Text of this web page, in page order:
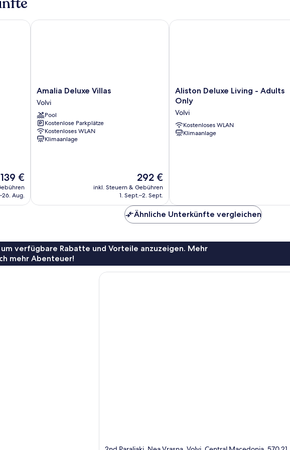
Der
Preis
beträgt
139 €
Aug.
Amalia
Deluxe
Villas
Volvi
Amalia Deluxe Villas
Volvi
Pool
Kostenlose Parkplätze
Kostenloses WLAN
Klimaanlage
Der
Preis
beträgt
292 €
inkl. Steuern & Gebühren
1. Sept.–2. Sept.
Amalia Deluxe Villas
Aliston
Deluxe
Living
-
Adults
Only
Aliston Deluxe Living - Adults
Only
Volvi
Kostenloses WLAN
Klimaanlage
Aliston Deluxe Living - Adults Only
Ähnliche Unterkünfte vergleichen
verfügbare Rabatte und Vorteile anzuzeigen. Mehr
mehr Abenteuer!